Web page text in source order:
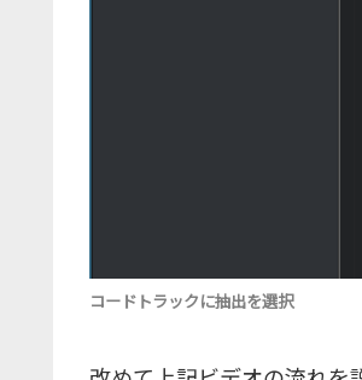
コードトラックに抽出を選択